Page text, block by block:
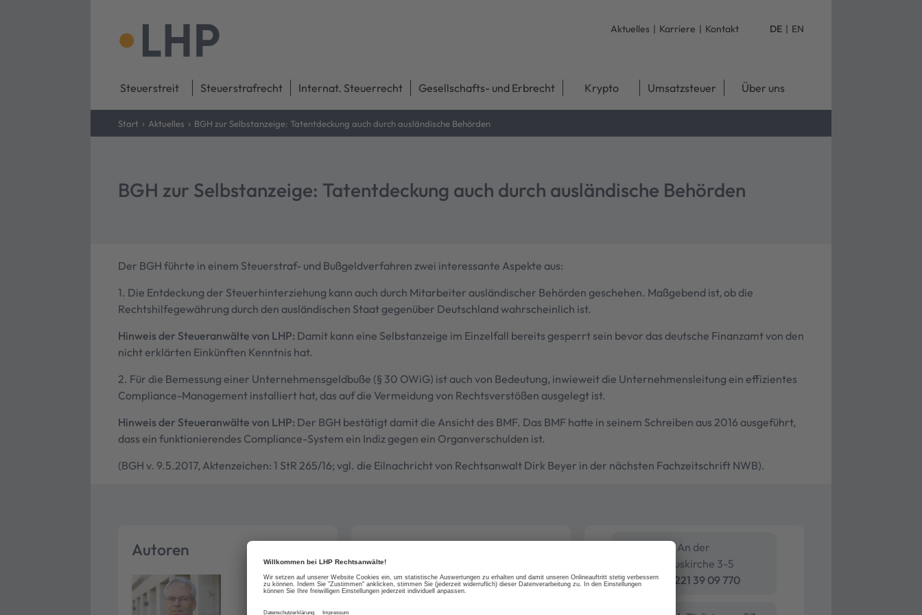
Aktuelles | Karriere | Kontakt DE | EN
Steuerstreit Steuerstrafrecht Internat. Steuerrecht Gesellschafts- und Erbrecht Krypto Umsatzsteuer Über uns
Start › Aktuelles › BGH zur Selbstanzeige: Tatentdeckung auch durch ausländische Behörden
BGH zur Selbstanzeige: Tatentdeckung auch durch ausländische Behörden
Der BGH führte in einem Steuerstraf- und Bußgeldverfahren zwei interessante Aspekte aus:
1. Die Entdeckung der Steuerhinterziehung kann auch durch Mitarbeiter ausländischer Behörden geschehen. Maßgebend ist, ob die
Rechtshilfegewährung durch den ausländischen Staat gegenüber Deutschland wahrscheinlich ist.
Hinweis der Steueranwälte von LHP: Damit kann eine Selbstanzeige im Einzelfall bereits gesperrt sein bevor das deutsche Finanzamt von den
nicht erklärten Einkünften Kenntnis hat.
2. Für die Bemessung einer Unternehmensgeldbuße (§ 30 OWiG) ist auch von Bedeutung, inwieweit die Unternehmensleitung ein effizientes
Compliance-Management installiert hat, das auf die Vermeidung von Rechtsverstößen ausgelegt ist.
Hinweis der Steueranwälte von LHP: Der BGH bestätigt damit die Ansicht des BMF. Das BMF hatte in seinem Schreiben aus 2016 ausgeführt,
dass ein funktionierendes Compliance-System ein Indiz gegen ein Organverschulden ist.
(BGH v. 9.5.2017, Aktenzeichen: 1 StR 265/16; vgl. die Eilnachricht von Rechtsanwalt Dirk Beyer in der nächsten Fachzeitschrift NWB).
Autoren
Steuerstrafrecht
KölnAn der
Pauluskirche 3-5
+49 221 39 09 770